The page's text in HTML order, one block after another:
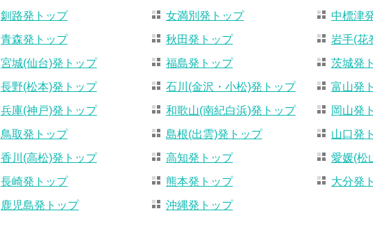
釧路発トップ
女満別発トップ 中標津
青森発トップ
秋田発トップ 岩手(花
宮城(仙台)発トップ
福島発トップ 茨城発
長野(松本)発トップ
石川(金沢・小松)発トップ 富山発
兵庫(神戸)発トップ
和歌山(南紀白浜)発トップ 岡山発
鳥取発トップ
島根(出雲)発トップ 山口発
香川(高松)発トップ
高知発トップ 愛媛(松
長崎発トップ
熊本発トップ 大分発
鹿児島発トップ
沖縄発トップ